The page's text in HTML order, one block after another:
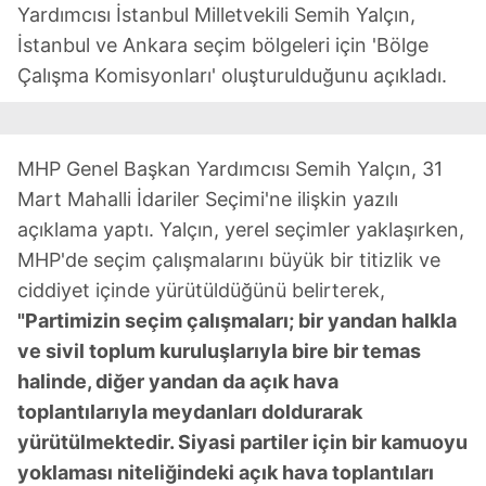
Yardımcısı İstanbul Milletvekili Semih Yalçın,
İstanbul ve Ankara seçim bölgeleri için 'Bölge
Çalışma Komisyonları' oluşturulduğunu açıkladı.
MHP Genel Başkan Yardımcısı Semih Yalçın, 31
Mart Mahalli İdariler Seçimi'ne ilişkin yazılı
açıklama yaptı. Yalçın, yerel seçimler yaklaşırken,
MHP'de seçim çalışmalarını büyük bir titizlik ve
ciddiyet içinde yürütüldüğünü belirterek,
"Partimizin seçim çalışmaları; bir yandan halkla
ve sivil toplum kuruluşlarıyla bire bir temas
halinde, diğer yandan da açık hava
toplantılarıyla meydanları doldurarak
yürütülmektedir. Siyasi partiler için bir kamuoyu
yoklaması niteliğindeki açık hava toplantıları